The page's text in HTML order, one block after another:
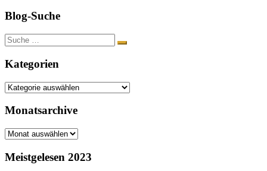
Blog-Suche
Suche
nach:
Kategorien
Kategorien
Monatsarchive
Monatsarchive
Meistgelesen 2023